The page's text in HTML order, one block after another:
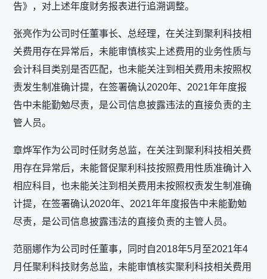
告》，对上述年度财务报表进行追溯调整。
张亮作为公司时任董事长、总经理，在关注到聚利科技相
关费用存在异常后，未能审慎核实上述费用的业务性质与
会计科目类别是否匹配，也未能关注到相关费用未按照权
责发生制准确计提，在签署确认2020年、2021年年度报
告中未能勤勉尽责，是公司信息披露违法的直接负责的主
管人员。
章烨军作为公司时任财务总监，在关注到聚利科技相关费
用存在异常后，未能督促聚利科技按照费用性质准确计入
相应科目，也未能关注到相关费用未按照权责发生制准确
计提，在签署确认2020年、2021年年度报告中未能勤勉
尽责，是公司信息披露违法的直接负责的主管人员。
范丽娜作为公司时任董事，同时自2018年5月至2021年4
月任聚利科技财务总监，未能审慎核实聚利科技相关费用